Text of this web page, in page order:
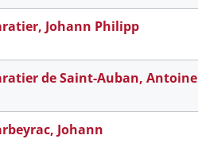
Johann Philipp
de Saint-Auban, Antoine
Johann